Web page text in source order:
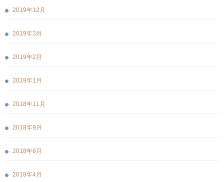
2019年12月
2019年3月
2019年2月
2019年1月
2018年11月
2018年9月
2018年6月
2018年4月